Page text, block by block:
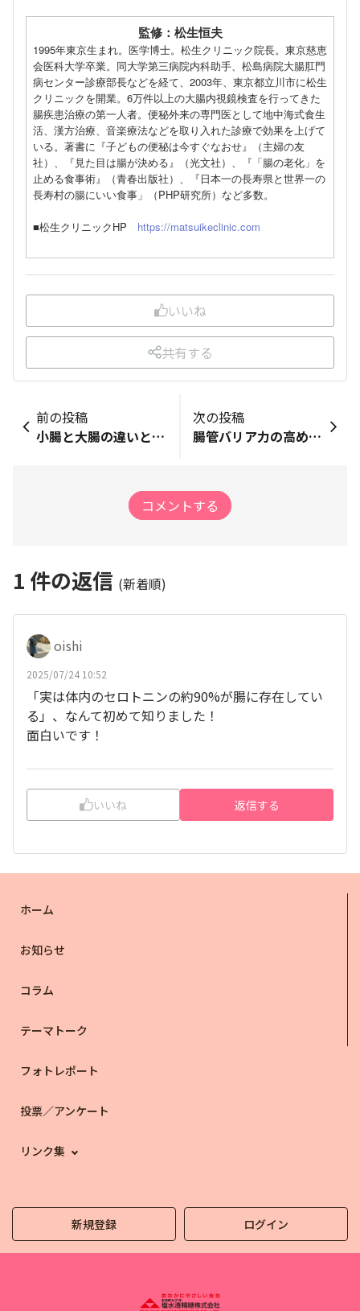
監修：松生恒夫
1995年東京生まれ。医学博士。松生クリニック院長。東京慈恵
会医科大学卒業。同大学第三病院内科助手、松島病院大腸肛門
病センター診療部長などを経て、2003年、東京都立川市に松生
クリニックを開業。6万件以上の大腸内視鏡検査を行ってきた
腸疾患治療の第一人者。便秘外来の専門医として地中海式食生
活、漢方治療、音楽療法などを取り入れた診療で効果を上げて
いる。著書に『子どもの便秘は今すぐなおせ』（主婦の友
社）、『見た目は腸が決める』（光文社）、『「腸の老化」を
止める食事術』（青春出版社）、『日本一の長寿県と世界一の
長寿村の腸にいい食事」（PHP研究所）など多数。
■松生クリニックHP https://matsuikeclinic.com
いいね
共有する
前の投稿
小腸と大腸の違いとは？腸の構造と働きについて解説
次の投稿
腸管バリア力の高め方と代表的な栄養素について解説
コメントする
1 件の返信 (新着順)
oishi
2025/07/24 10:52
「実は体内のセロトニンの約90%が腸に存在してい
る」、なんて初めて知りました！
面白いです！
いいね 返信する
ホーム
お知らせ
コラム
テーマトーク
フォトレポート
投票／アンケート
リンク集
新規登録 ログイン